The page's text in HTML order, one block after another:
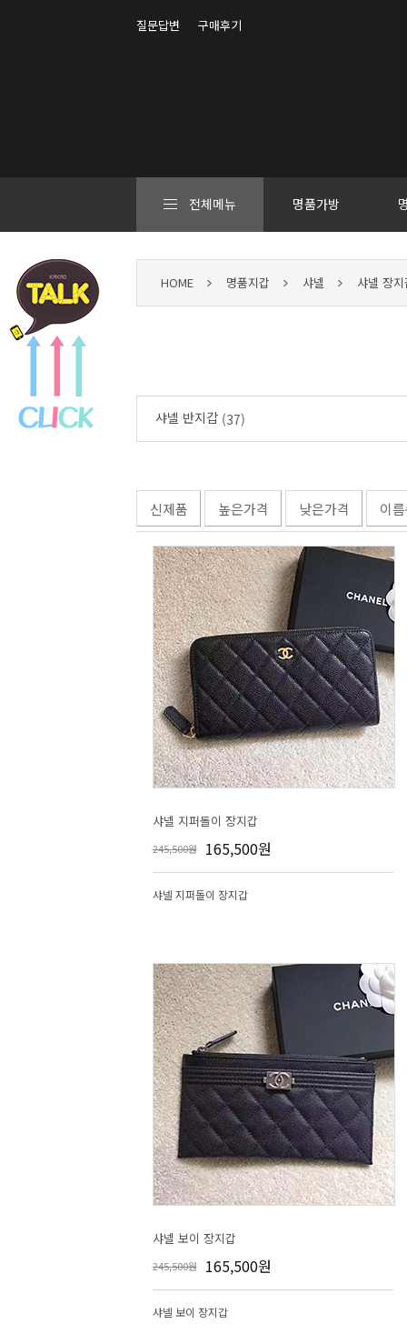
질문답변 구매후기
전체메뉴 명품가방
HOME 명품지갑 샤넬 샤넬 장
샤넬 반지갑 (37)
신제품 높은가격 낮은가격 이
샤넬 지퍼돌이 장지갑
245,500원 165,500원
샤넬 지퍼돌이 장지갑
샤넬 보이 장지갑
245,500원 165,500원
샤넬 보이 장지갑